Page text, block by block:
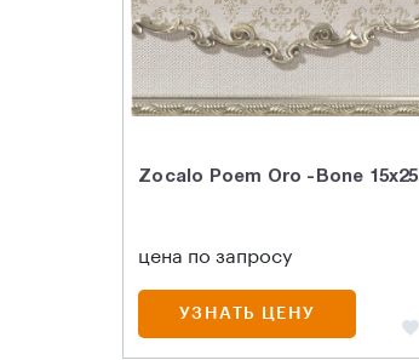
Zocalo Poem Oro -Bone 15x25
цена по запросу
УЗНАТЬ ЦЕНУ